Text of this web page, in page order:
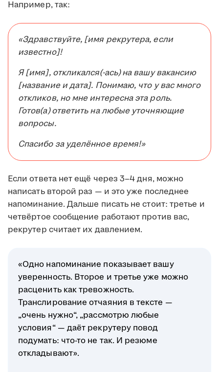
Например, так:
«Здравствуйте, [имя рекрутера, если
известно]!
Я [имя], откликался(-ась) на вашу вакансию
[название и дата]. Понимаю, что у вас много
откликов, но мне интересна эта роль.
Готов(а) ответить на любые уточняющие
вопросы.
Спасибо за уделённое время!»
Если ответа нет ещё через 3–4 дня, можно
написать второй раз — и это уже последнее
напоминание. Дальше писать не стоит: третье и
четвёртое сообщение работают против вас,
рекрутер считает их давлением.
«Одно напоминание показывает вашу
уверенность. Второе и третье уже можно
расценить как тревожность.
Транслирование отчаяния в тексте —
„очень нужно“, „рассмотрю любые
условия“ — даёт рекрутеру повод
подумать: что-то не так. И резюме
откладывают».